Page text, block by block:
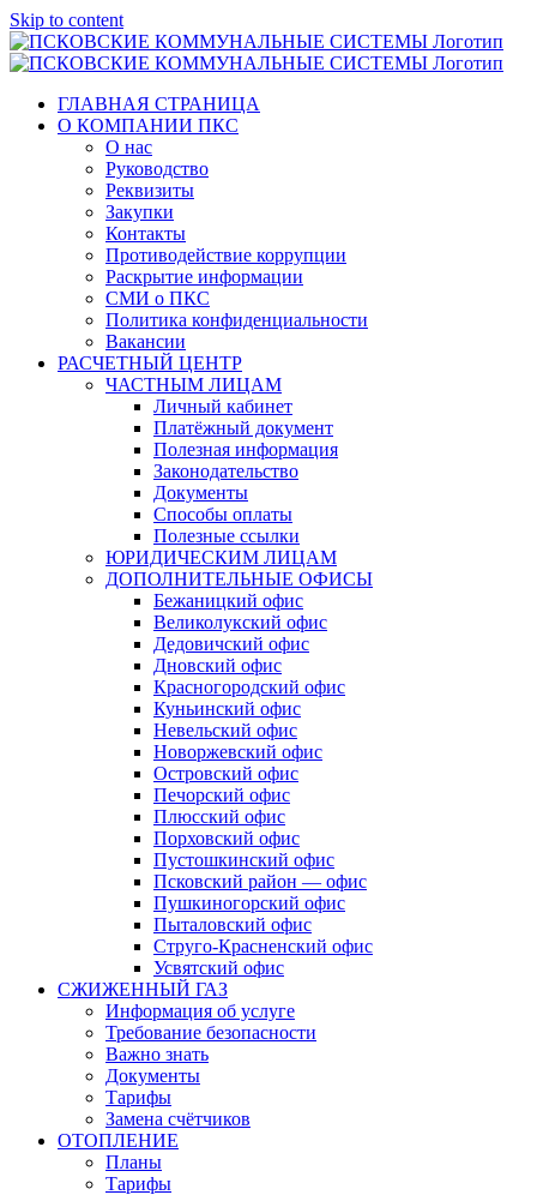
Skip to content
ГЛАВНАЯ СТРАНИЦА
О КОМПАНИИ ПКС
О нас
Руководство
Реквизиты
Закупки
Контакты
Противодействие коррупции
Раскрытие информации
СМИ о ПКС
Политика конфиденциальности
Вакансии
РАСЧЕТНЫЙ ЦЕНТР
ЧАСТНЫМ ЛИЦАМ
Личный кабинет
Платёжный документ
Полезная информация
Законодательство
Документы
Способы оплаты
Полезные ссылки
ЮРИДИЧЕСКИМ ЛИЦАМ
ДОПОЛНИТЕЛЬНЫЕ ОФИСЫ
Бежаницкий офис
Великолукский офис
Дедовичский офис
Дновский офис
Красногородский офис
Куньинский офис
Невельский офис
Новоржевский офис
Островский офис
Печорский офис
Плюсский офис
Порховский офис
Пустошкинский офис
Псковский район — офис
Пушкиногорский офис
Пыталовский офис
Струго-Красненский офис
Усвятский офис
СЖИЖЕННЫЙ ГАЗ
Информация об услуге
Требование безопасности
Важно знать
Документы
Тарифы
Замена счётчиков
ОТОПЛЕНИЕ
Планы
Тарифы